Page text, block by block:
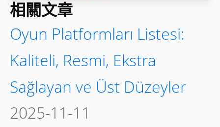
相關文章
Oyun Platformları Listesi:
Kaliteli, Resmi, Ekstra
Sağlayan ve Üst Düzeyler
2025-11-11